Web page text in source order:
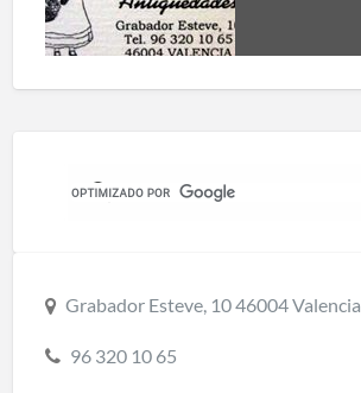
Grabador Esteve, 10 46004 Valencia
96 320 10 65